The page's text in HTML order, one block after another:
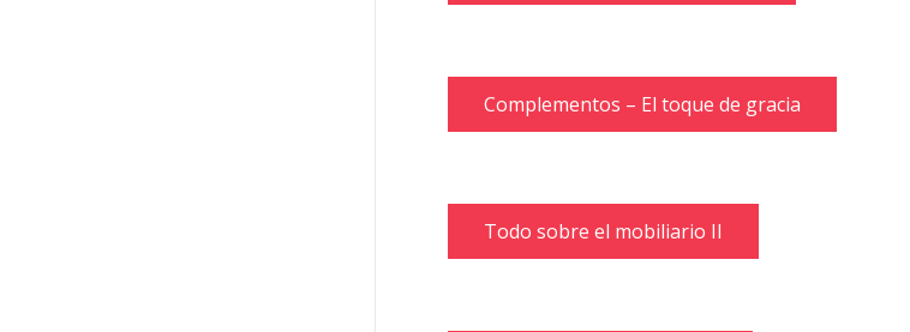
Complementos – El toque de gracia
Todo sobre el mobiliario II